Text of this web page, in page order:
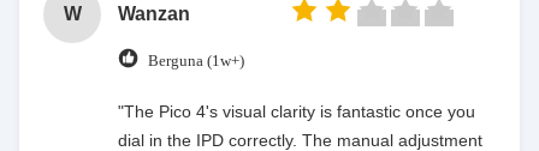
W Wanzan
Berguna (1w+)
"The Pico 4's visual clarity is fantastic once you
dial in the IPD correctly. The manual adjustment